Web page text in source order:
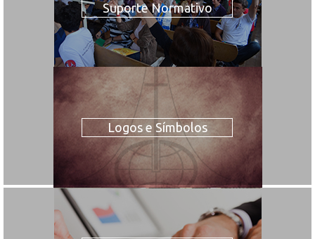
Suporte Normativo
Logos e Símbolos